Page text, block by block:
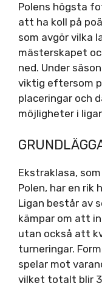
Polens högsta
att ha koll på
som avgör vilka
mästerskapet
ned. Under
viktig eftersom
placeringar och
möjligheter i
Ekstraklasa,
Polen, har en rik
Ligan består av
kämpar om att
utan också att
turneringar.
spelar mot
vilket totalt blir